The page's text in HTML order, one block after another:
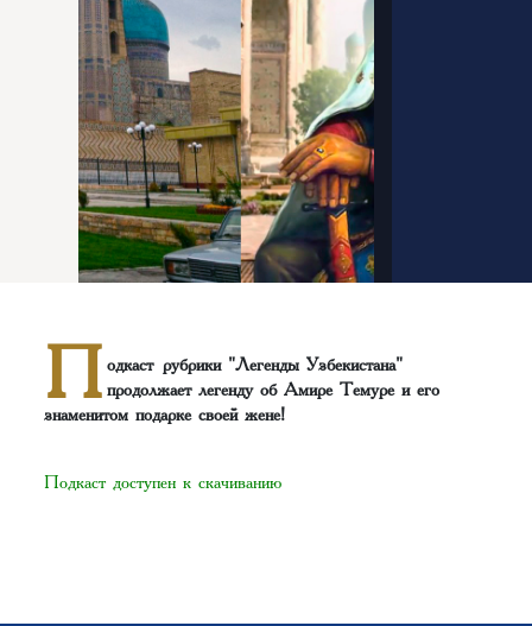
П одкаст рубрики "Легенды Узбекистана"
продолжает легенду об Амире Темуре и его
знаменитом подарке своей жене!
Подкаст доступен к скачиванию